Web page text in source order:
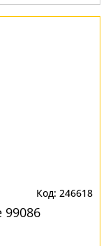
246618
99086